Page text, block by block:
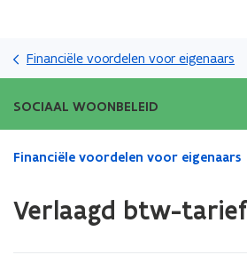
naar
gaan
Financiële voordelen voor eigenaars
SOCIAAL WOONBELEID
Gedaan
Financiële voordelen voor eigenaars
Verlaagd btw-tarief